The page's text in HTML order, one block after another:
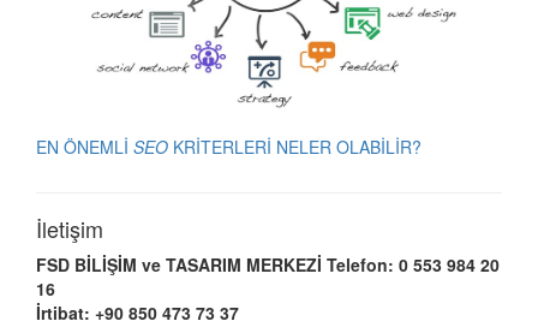
EN ÖNEMLİ SEO KRİTERLERİ NELER OLABİLİR?
İletişim
FSD BİLİŞİM ve TASARIM MERKEZİ Telefon: 0 553 984 20
16
İrtibat: +90 850 473 73 37